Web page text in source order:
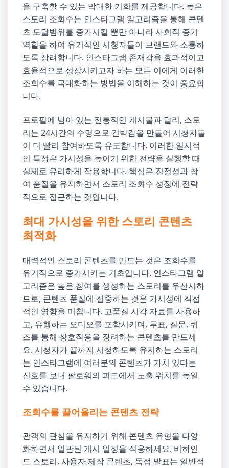
을 구축할 수 있는 막대한 기회를 제공합니다. 높은
스토리 조회수는 인스타그램 알고리즘을 통해 콘텐
츠 도달범위를 증가시킬 뿐만 아니라 사회적 증거
역할을 하여 유기적인 시청자들이 브랜드와 소통하
도록 장려합니다. 인스타그램 존재감을 효과적이고
효율적으로 성장시키고자 하는 모든 이에게 이러한
조회수를 극대화하는 방법을 이해하는 것이 중요합
니다.
프로필에 남아 있는 전통적인 게시물과 달리, 스토
리는 24시간의 수명으로 긴박감을 만들어 시청자들
이 더 빨리 참여하도록 유도합니다. 이러한 일시적
인 특성은 가시성을 높이기 위한 전략을 실행할 때
실제로 유리하게 작용합니다. 핵심은 진정성과 참
여 품질을 유지하면서 스토리 조회수 성장에 전략
적으로 접근하는 것입니다.
최대 가시성을 위한 스토리 콘텐츠
최적화
매력적인 스토리 콘텐츠를 만드는 것은 조회수를
유기적으로 증가시키는 기초입니다. 인스타그램 알
고리즘은 높은 참여를 생성하는 스토리를 우선시하
므로, 콘텐츠 품질에 집중하는 것은 가시성에 직접
적인 영향을 미칩니다. 고품질 시각 자료를 사용하
고, 유행하는 오디오를 포함시키며, 투표, 질문, 퀴
즈를 통해 상호작용을 장려하는 콘텐츠를 만드세
요. 시청자가 끝까지 시청하도록 유지하는 스토리
는 인스타그램에 여러분의 콘텐츠가 가치 있다는
신호를 보내 팔로워의 피드에서 노출 위치를 높일
수 있습니다.
조회수를 끌어올리는 콘텐츠 전략
관객의 관심을 유지하기 위해 콘텐츠 유형을 다양
화하면서 일관된 게시 일정을 적용하세요. 비하인
드 스토리, 사용자 제작 콘텐츠, 독점 발표는 일반적